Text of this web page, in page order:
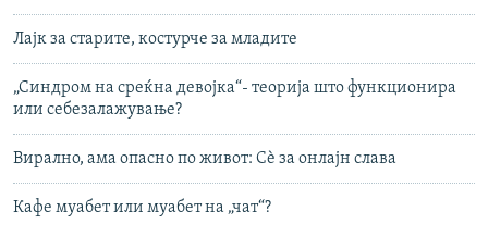
Лајк за старите, костурче за младите
„Синдром на среќна девојка“- теорија што функционира
или себезалажување?
Вирално, ама опасно по живот: Сѐ за онлајн слава
Кафе муабет или муабет на „чат“?